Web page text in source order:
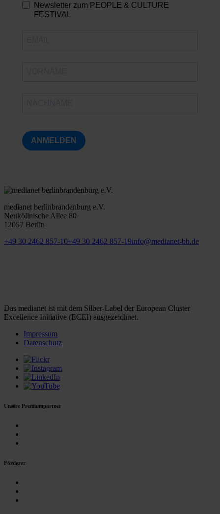
Newsletter zum PEOPLE & CULTURE
FESTIVAL
ANMELDEN
medianet berlinbrandenburg e.V.
Neuköllnische Allee 80
12057 Berlin
+49 30 2462 857-10+49 30 2462 857-19info@medianet-bb.de
Das medianet ist mit dem Silber-Label der European Cluster
Excellence Initiative (ECEI) ausgezeichnet.
Impressum
Datenschutz
Unsere Premiumpartner
Förderer